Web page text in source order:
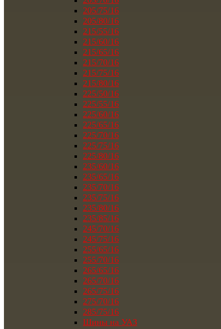
205/75/16
205/80/16
215/55/16
215/60/16
215/65/16
215/70/16
215/75/16
215/80/16
225/50/16
225/55/16
225/60/16
225/65/16
225/70/16
225/75/16
225/80/16
235/60/16
235/65/16
235/70/16
235/75/16
235/80/16
235/85/16
245/70/16
245/75/16
255/65/16
255/70/16
265/65/16
265/70/16
265/75/16
275/70/16
285/75/16
Шины на УАЗ